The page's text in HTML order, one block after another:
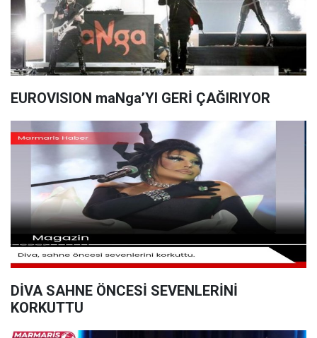
EUROVISION maNga’YI GERİ ÇAĞIRIYOR
DİVA SAHNE ÖNCESİ SEVENLERİNİ
KORKUTTU